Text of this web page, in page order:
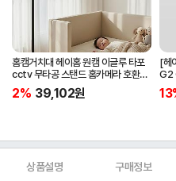
홈캠거치대 헤이홈 원캠 이글루 타포
cctv 무타공 스탠드 홈카메라 호환
침대 펫 부모님 가정용 거치대
2% 39,102원
[헤
G2
상품설명 구매정보